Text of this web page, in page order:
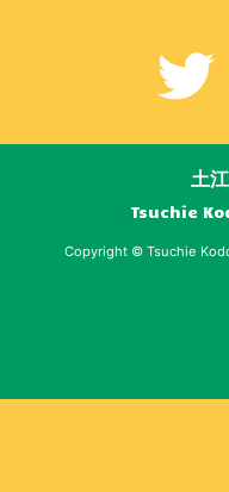
土
Tsuchie
Copyright © Tsuchie